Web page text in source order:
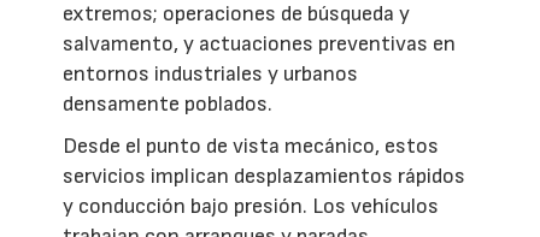
extremos; operaciones de búsqueda y
salvamento, y actuaciones preventivas en
entornos industriales y urbanos
densamente poblados.
Desde el punto de vista mecánico, estos
servicios implican desplazamientos rápidos
y conducción bajo presión. Los vehículos